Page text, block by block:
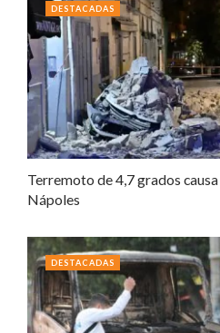
Terremoto de 4,7 grados
Nápoles
DESTACADAS
DESTACADAS